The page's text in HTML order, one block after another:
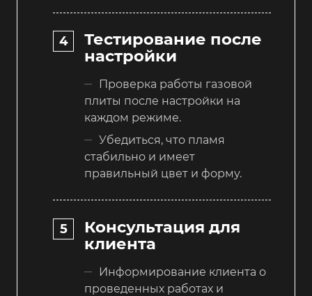
Тестирование после
настройки
Проверка работы газовой
плиты после настройки на
каждом режиме.
Убедиться, что пламя
стабильно и имеет
правильный цвет и форму.
Консультация для
клиента
Информирование клиента о
проведенных работах и